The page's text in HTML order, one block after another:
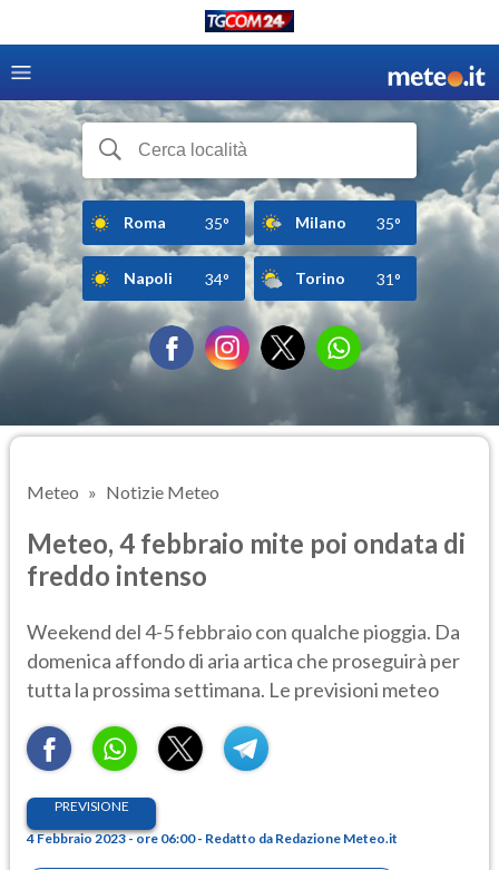
Roma 35° Milano 35°
Napoli 34° Torino 31°
Meteo Notizie Meteo
Meteo, 4 febbraio mite poi ondata di
freddo intenso
Weekend del 4-5 febbraio con qualche pioggia. Da
domenica affondo di aria artica che proseguirà per
tutta la prossima settimana. Le previsioni meteo
PREVISIONE
4 Febbraio 2023 - ore 06:00 - Redatto da Redazione Meteo.it